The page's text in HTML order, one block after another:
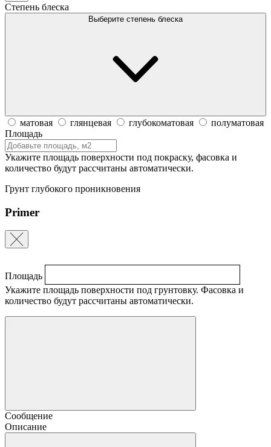
Степень блеска
Выберите степень блеска
матовая глянцевая глубокоматовая
полуматовая
Площадь
Укажите площадь поверхности под покраску, фасовка и
количество будут рассчитаны автоматически.
Грунт глубокого проникновения
Primer
Площадь
Укажите площадь поверхности под грунтовку. Фасовка и
количество будут рассчитаны автоматически.
Сообщение
Описание